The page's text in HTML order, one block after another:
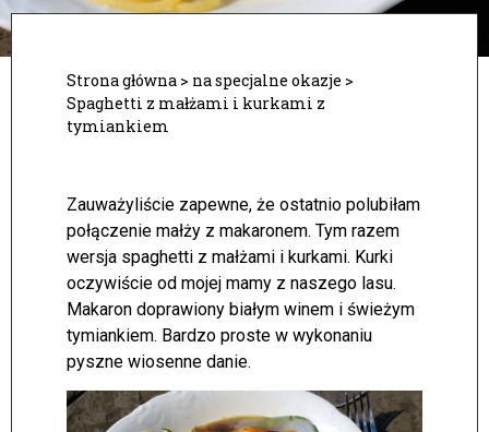
Strona główna > na specjalne okazje >
Spaghetti z małżami i kurkami z
tymiankiem
Zauważyliście zapewne, że ostatnio polubiłam
połączenie małży z makaronem. Tym razem
wersja spaghetti z małżami i kurkami. Kurki
oczywiście od mojej mamy z naszego lasu.
Makaron doprawiony białym winem i świeżym
tymiankiem. Bardzo proste w wykonaniu
pyszne wiosenne danie.